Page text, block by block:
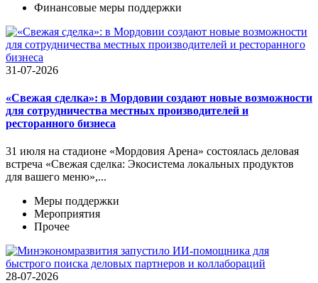
Финансовые меры поддержки
31-07-2026
«Свежая сделка»: в Мордовии создают новые возможности
для сотрудничества местных производителей и
ресторанного бизнеса
31 июля на стадионе «Мордовия Арена» состоялась деловая
встреча «Свежая сделка: Экосистема локальных продуктов
для вашего меню»,...
Меры поддержки
Мероприятия
Прочее
28-07-2026